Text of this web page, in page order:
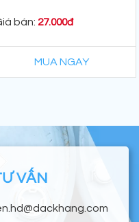
bán: 27.000đ
MUA NGAY
VẤN